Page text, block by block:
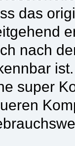
das
nach
ist.
super